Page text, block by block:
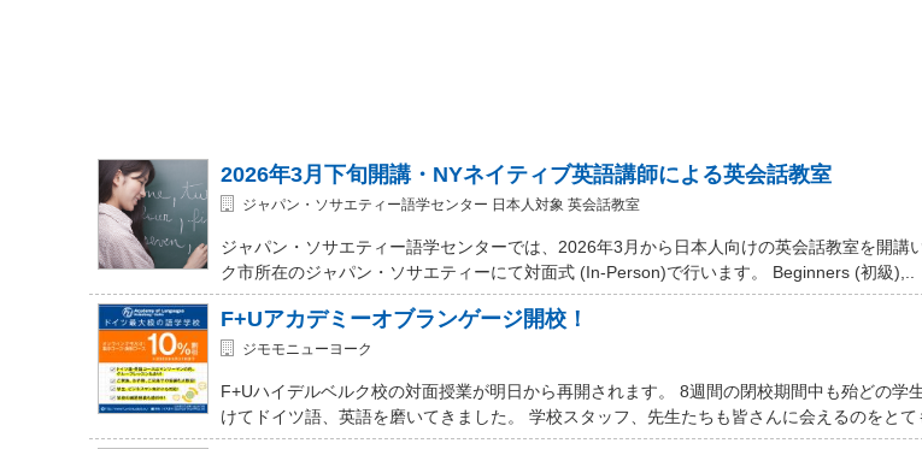
2026年3月下旬開講・NYネイティブ英語講師による英会話教室
ジャパン・ソサエティー語学センター 日本人対象 英会話教室
ジャパン・ソサエティー語学センターでは、2026年3月から日本人向けの英会話教室を開講
ク市所在のジャパン・ソサエティーにて対面式 (In-Person)で行います。 Beginners (初級),..
F+Uアカデミーオブランゲージ開校！
ジモモニューヨーク
F+Uハイデルベルク校の対面授業が明日から再開されます。 8週間の閉校期間中も殆どの学
けてドイツ語、英語を磨いてきました。 学校スタッフ、先生たちも皆さんに会えるのをとて